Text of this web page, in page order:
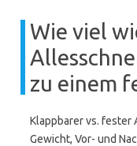
Wie viel
zu einem
Klappbarer vs. fester
Gewicht, Vor- und